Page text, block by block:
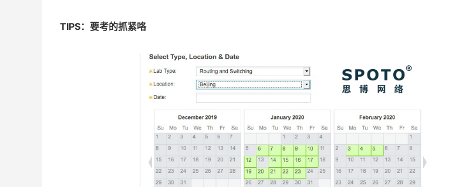
TIPS：要考的抓紧咯